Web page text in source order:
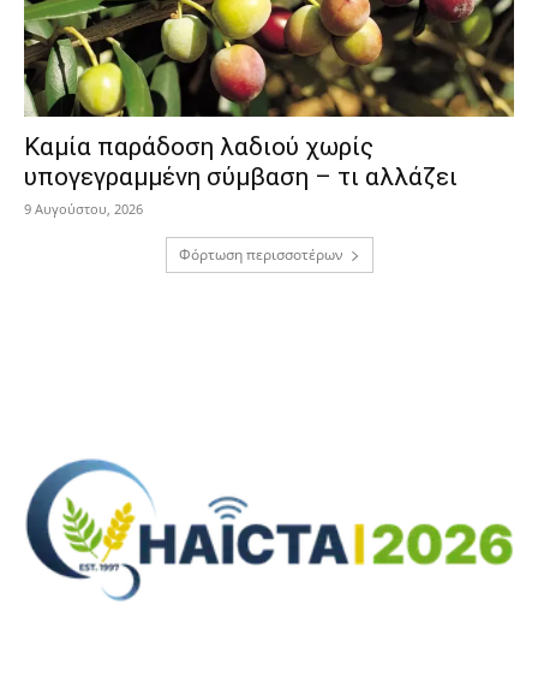
Καμία παράδοση λαδιού χωρίς
υπογεγραμμένη σύμβαση – τι αλλάζει
9 Αυγούστου, 2026
Φόρτωση περισσοτέρων